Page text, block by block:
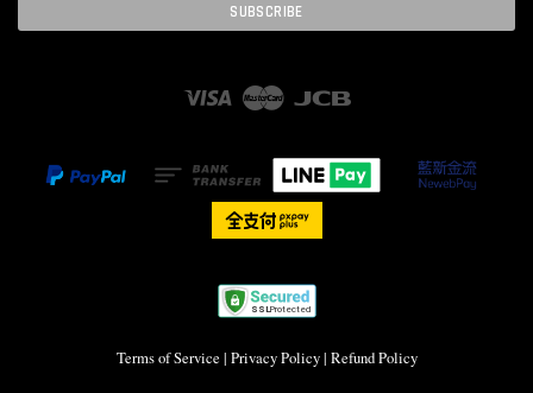
Visa Master
Terms of Service | Privacy Policy| Refund Policy